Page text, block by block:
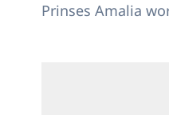
Prinses Amalia